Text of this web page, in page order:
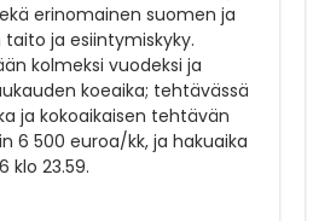
erinomainen suomen ja
ja esiintymiskyky.
kolmeksi vuodeksi ja
koeaika; tehtävässä
ja kokoaikaisen tehtävän
6 500 euroa/kk, ja hakuaika
klo 23.59.